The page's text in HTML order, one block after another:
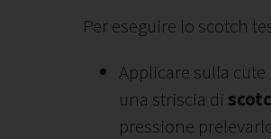
Per eseguire lo scotch
Applicare sulla cute
una striscia di
pressione